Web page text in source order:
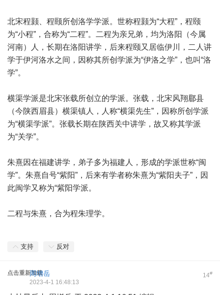
北宋程颢、程颐所创洛学学派。世称程颢为“大程”，程颐
为“小程”，合称为“二程”。二程为亲兄弟，均为洛阳（今属
河南）人，长期在洛阳讲学，后来程颐又居临伊川，二人讲
学于伊河洛水之间，因称其所创学派为“伊洛之学”，也叫“洛
学”。
横渠学派是北宋张载所创立的学派。张载，北宋风翔郿县
（今陕西眉县）横渠镇人，人称“横渠先生”，因称所创学派
为“横渠学派”。张载长期在陕西关中讲学，故又称其学派
为“关学”。
朱熹因在福建讲学，弟子多为福建人，形成的学派世称“闽
学”。朱熹自号“紫阳”，后来有学者称朱熹为“紫阳夫子”，因
此闽学又称为“紫阳学派。
二程与朱熹，合为程朱理学。
支持 反对
点击重新加载 14#
周增岳
2023-4-1 16:48:13